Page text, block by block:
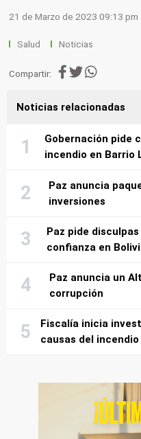
21 de Marzo de 2023 09:13 pm
Salud Noticias
Compartir:
Noticias relacionadas
Gobernación pide
incendio en Barrio
Paz anuncia
inversiones
Paz pide
confianza en
Paz anuncia un
corrupción
Fiscalía inicia
causas del